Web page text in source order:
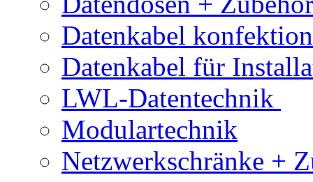
Datenkabel
Datenkabel für
LWL-Datentechnik
Modulartechnik
Netzwerkschränke +